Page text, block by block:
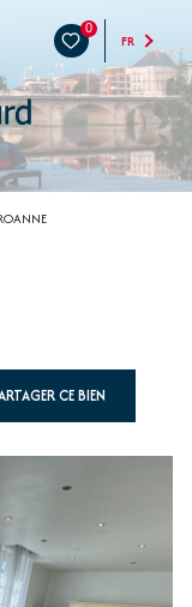
0
FR
CE BIEN